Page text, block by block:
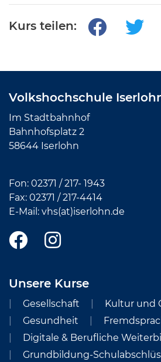
Kurs teilen:
Volkshochschule
Im Stadtbahnhof
Bahnhofsplatz 2
58644 Iserlohn
Fon: 02371 / 217- 1943
Fax: 02371 /217-4414
E-Mail: vhs(at)iserlohn.de
Unsere Kurse
Gesellschaft
Kultur und
Gesundheit
Digitale & Berufliche
Grundbildung-